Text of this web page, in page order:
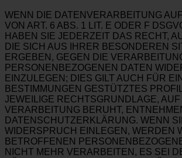
WENN DIE DATENVERARBEITUNG
VON ART. 6 ABS. 1 LIT. E ODER F
HABEN SIE JEDERZEIT DAS RECHT,
DIE SICH AUS IHRER BESONDEREN
ERGEBEN, GEGEN DIE
PERSONENBEZOGENEN DATEN
EINZULEGEN; DIES GILT AUCH FÜR
BESTIMMUNGEN GESTÜTZTES
JEWEILIGE RECHTSGRUNDLAGE,
VERARBEITUNG BERUHT,
DATENSCHUTZERKLÄRUNG. WENN
WIDERSPRUCH EINLEGEN, WERDEN
BETROFFENEN
NICHT MEHR VERARBEITEN, ES SEI